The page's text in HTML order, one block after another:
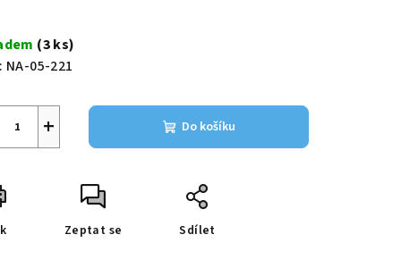
(3 ks)
NA-05-221
+ Do košíku
Zeptat se Sdílet